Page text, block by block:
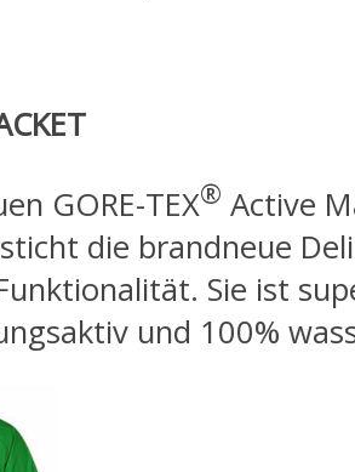
GORE-TEX® Active
die brandneue
Sie ist
und 100%